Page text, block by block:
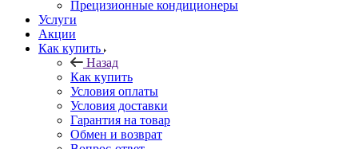
Прецизионные кондиционеры
Услуги
Акции
Как купить
Назад
Как купить
Условия оплаты
Условия доставки
Гарантия на товар
Обмен и возврат